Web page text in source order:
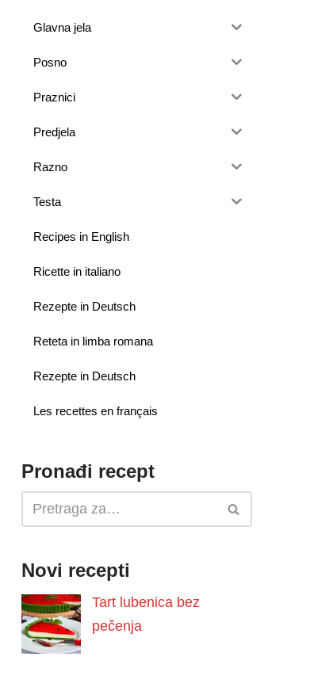
Glavna jela
Posno
Praznici
Predjela
Razno
Testa
Recipes in English
Ricette in italiano
Rezepte in Deutsch
Reteta in limba romana
Rezepte in Deutsch
Les recettes en français
Pronađi recept
Novi recepti
Tart lubenica bez
pečenja